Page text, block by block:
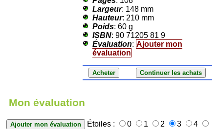
Largeur: 148 mm
Hauteur: 210 mm
Poids: 60 g
ISBN: 90 71205 81 9
Évaluation: Ajouter mon
évaluation
Mon évaluation
Étoiles : 0 1 2 3 4